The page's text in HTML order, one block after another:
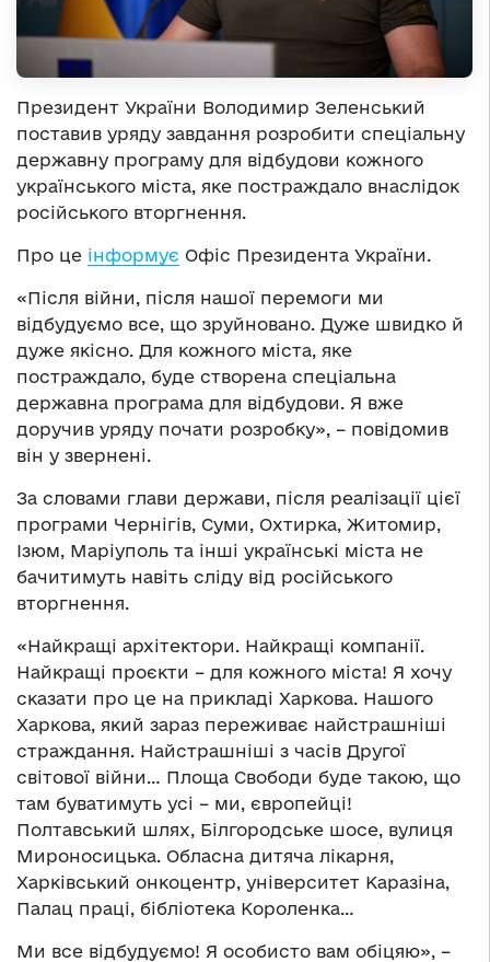
Президент України Володимир Зеленський
поставив уряду завдання розробити спеціальну
державну програму для відбудови кожного
українського міста, яке постраждало внаслідок
російського вторгнення.
Про це інформує Офіс Президента України.
«Після війни, після нашої перемоги ми
відбудуємо все, що зруйновано. Дуже швидко й
дуже якісно. Для кожного міста, яке
постраждало, буде створена спеціальна
державна програма для відбудови. Я вже
доручив уряду почати розробку», – повідомив
він у звернені.
За словами глави держави, після реалізації цієї
програми Чернігів, Суми, Охтирка, Житомир,
Ізюм, Маріуполь та інші українські міста не
бачитимуть навіть сліду від російського
вторгнення.
«Найкращі архітектори. Найкращі компанії.
Найкращі проєкти – для кожного міста! Я хочу
сказати про це на прикладі Харкова. Нашого
Харкова, який зараз переживає найстрашніші
страждання. Найстрашніші з часів Другої
світової війни… Площа Свободи буде такою, що
там буватимуть усі – ми, європейці!
Полтавський шлях, Білгородське шосе, вулиця
Мироносицька. Обласна дитяча лікарня,
Харківський онкоцентр, університет Каразіна,
Палац праці, бібліотека Короленка…
Ми все відбудуємо! Я особисто вам обіцяю», –